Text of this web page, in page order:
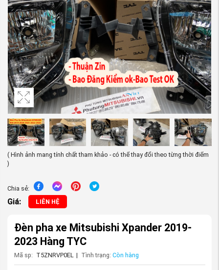
( Hình ảnh mang tính chất tham khảo - có thể thay đổi theo từng thời điểm
)
Chia sẻ:
Giá: LIÊN HỆ
Đèn pha xe Mitsubishi Xpander 2019-
2023 Hàng TYC
Mã sp: T5ZNRVP0EL | Tình trạng: Còn hàng